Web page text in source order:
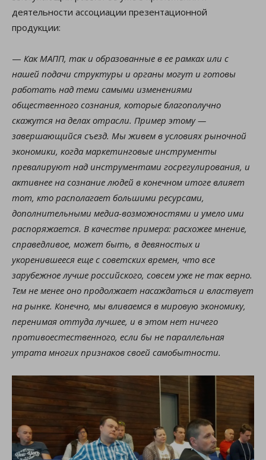
деятельности ассоциации презентационной
продукции:
— Как МАПП, так и образованные в ее рамках или с
нашей подачи структуры и органы могут и готовы
работать над теми самыми изменениями
общественного сознания, которые благополучно
скажутся на делах отрасли. Пример этому —
завершающийся съезд. Мы живем в условиях рыночной
экономики, когда маркетинговые инструменты
превалируют над инструментами госрегулирования, и
активнее на сознание людей в конечном итоге влияет
тот, кто располагает большими ресурсами,
дополнительными медиа-возможностями и умело ими
распоряжается. В качестве примера: расхожее мнение,
справедливое, может быть, в девяностых и
укоренившееся еще с советских времен, что все
зарубежное лучше российского, совсем уже не так верно.
Тем не менее оно продолжает насаждаться и властвует
на рынке. Конечно, мы вливаемся в мировую экономику,
перенимая оттуда лучшее, и в этом нет ничего
противоестественного, если бы не параллельная
утрата многих признаков своей самобытности.